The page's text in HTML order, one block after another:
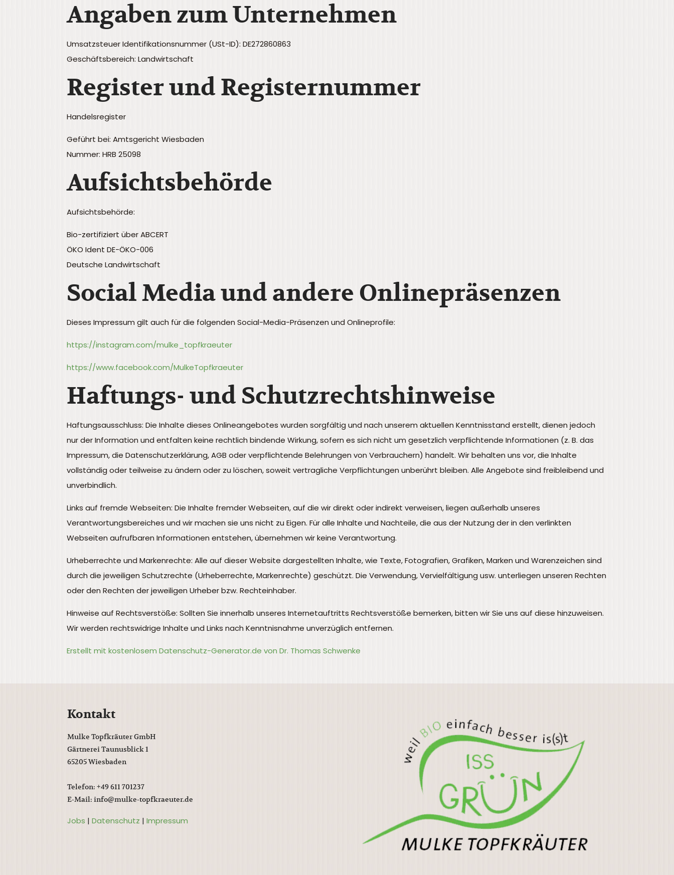
Angaben zum Unternehmen
Umsatzsteuer Identifikationsnummer (USt-ID): DE272860863
Geschäftsbereich: Landwirtschaft
Register und Registernummer
Handelsregister
Geführt bei: Amtsgericht Wiesbaden
Nummer: HRB 25098
Aufsichtsbehörde
Aufsichtsbehörde:
Bio-zertifiziert über ABCERT
ÖKO Ident DE-ÖKO-006
Deutsche Landwirtschaft
Social Media und andere Onlinepräsenzen
Dieses Impressum gilt auch für die folgenden Social-Media-Präsenzen und Onlineprofile:
https://instagram.com/mulke_topfkraeuter
https://www.facebook.com/MulkeTopfkraeuter
Haftungs- und Schutzrechtshinweise
Haftungsausschluss: Die Inhalte dieses Onlineangebotes wurden sorgfältig und nach unserem aktuellen Kenntnisstand erstellt, dienen jedoch
nur der Information und entfalten keine rechtlich bindende Wirkung, sofern es sich nicht um gesetzlich verpflichtende Informationen (z. B. das
Impressum, die Datenschutzerklärung, AGB oder verpflichtende Belehrungen von Verbrauchern) handelt. Wir behalten uns vor, die Inhalte
vollständig oder teilweise zu ändern oder zu löschen, soweit vertragliche Verpflichtungen unberührt bleiben. Alle Angebote sind freibleibend und
unverbindlich.
Links auf fremde Webseiten: Die Inhalte fremder Webseiten, auf die wir direkt oder indirekt verweisen, liegen außerhalb unseres
Verantwortungsbereiches und wir machen sie uns nicht zu Eigen. Für alle Inhalte und Nachteile, die aus der Nutzung der in den verlinkten
Webseiten aufrufbaren Informationen entstehen, übernehmen wir keine Verantwortung.
Urheberrechte und Markenrechte: Alle auf dieser Website dargestellten Inhalte, wie Texte, Fotografien, Grafiken, Marken und Warenzeichen sind
durch die jeweiligen Schutzrechte (Urheberrechte, Markenrechte) geschützt. Die Verwendung, Vervielfältigung usw. unterliegen unseren Rechten
oder den Rechten der jeweiligen Urheber bzw. Rechteinhaber.
Hinweise auf Rechtsverstöße: Sollten Sie innerhalb unseres Internetauftritts Rechtsverstöße bemerken, bitten wir Sie uns auf diese hinzuweisen.
Wir werden rechtswidrige Inhalte und Links nach Kenntnisnahme unverzüglich entfernen.
Erstellt mit kostenlosem Datenschutz-Generator.de von Dr. Thomas Schwenke
Kontakt
Mulke Topfkräuter GmbH
Gärtnerei Taunusblick 1
65205 Wiesbaden
Telefon: +49 611 701237
E-Mail: info@mulke-topfkraeuter.de
Jobs | Datenschutz | Impressum